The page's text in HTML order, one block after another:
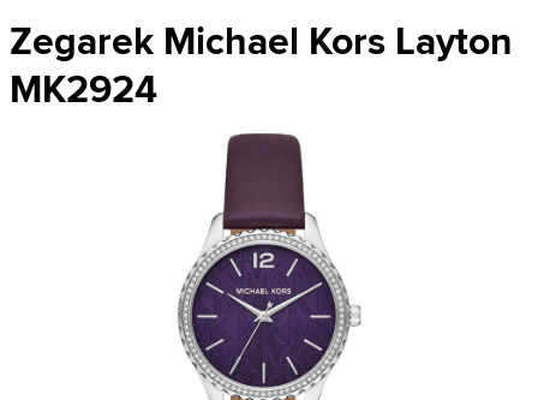
Zegarek Michael Kors Layton
MK2924